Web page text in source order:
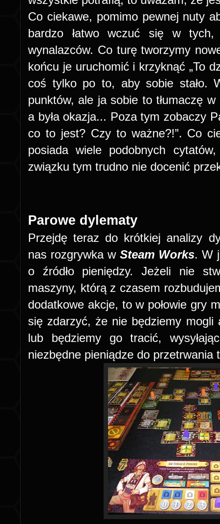
Co ciekawe, pomimo pewnej nuty
bardzo łatwo wczuć się w
wynalazców. Co turę tworzymy
końcu je uruchomić i krzyknąć „To
coś tylko po to, aby sobie stało.
punktów, ale ja sobie to tłumaczę
a była okazja... Poza tym zobaczy
co to jest? Czy to ważne?!”. Co
posiada wiele podobnych
związku tym trudno nie docenić
Parowe dylematy
Przejdę teraz do krótkiej analizy
nas rozgrywka w Steam Works. W
o źródło pieniędzy. Jeżeli nie
maszyny, którą z czasem
dodatkowe akcje, to w połowie gry
się zdarzyć, że nie będziemy mogli
lub będziemy go tracić,
niezbędne pieniądze do przetrwania